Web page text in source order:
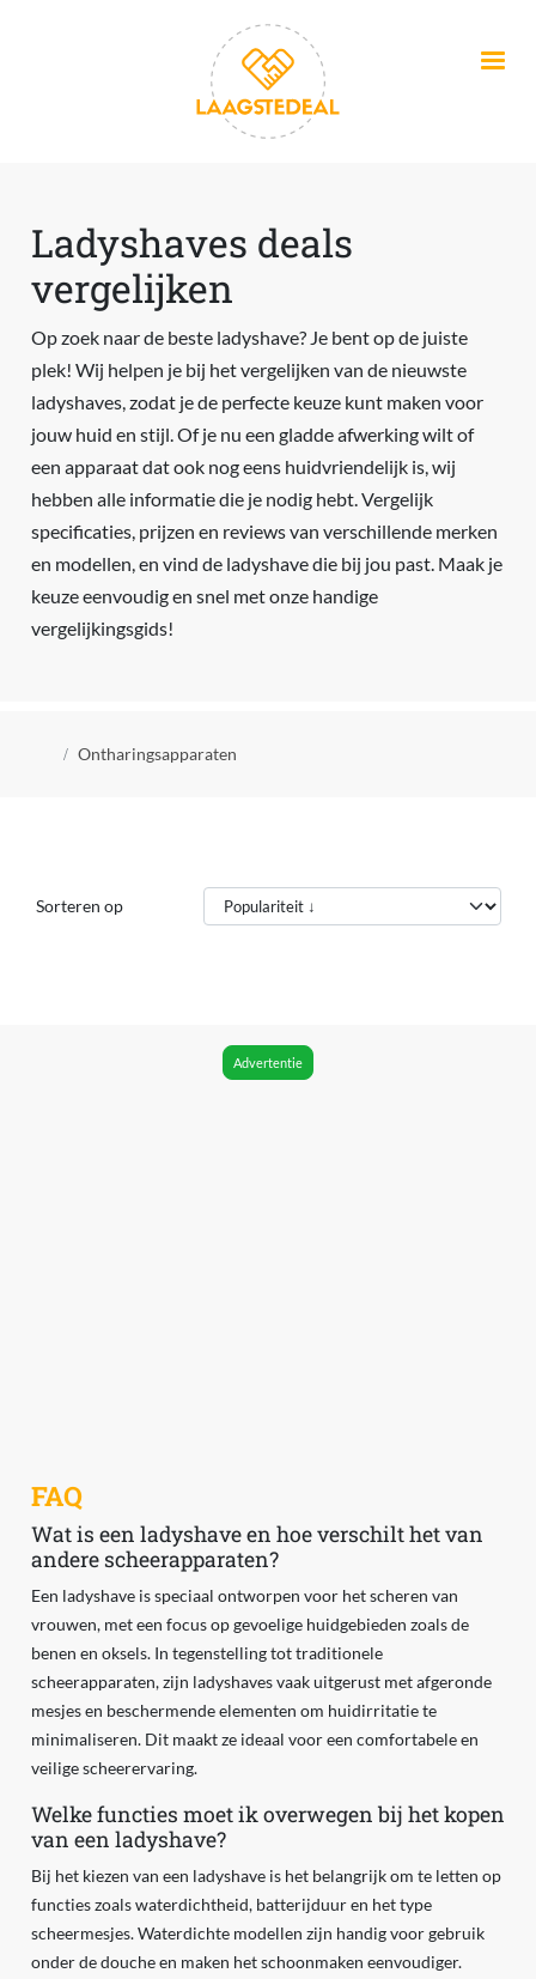
Ladyshaves deals
vergelijken
Op zoek naar de beste ladyshave? Je bent op de juiste
plek! Wij helpen je bij het vergelijken van de nieuwste
ladyshaves, zodat je de perfecte keuze kunt maken voor
jouw huid en stijl. Of je nu een gladde afwerking wilt of
een apparaat dat ook nog eens huidvriendelijk is, wij
hebben alle informatie die je nodig hebt. Vergelijk
specificaties, prijzen en reviews van verschillende merken
en modellen, en vind de ladyshave die bij jou past. Maak je
keuze eenvoudig en snel met onze handige
vergelijkingsgids!
Kruimelpad
Ontharingsapparaten
Sorteren op
Advertentie
FAQ
Wat is een ladyshave en hoe verschilt het van
andere scheerapparaten?
Een ladyshave is speciaal ontworpen voor het scheren van
vrouwen, met een focus op gevoelige huidgebieden zoals de
benen en oksels. In tegenstelling tot traditionele
scheerapparaten, zijn ladyshaves vaak uitgerust met afgeronde
mesjes en beschermende elementen om huidirritatie te
minimaliseren. Dit maakt ze ideaal voor een comfortabele en
veilige scheerervaring.
Welke functies moet ik overwegen bij het kopen
van een ladyshave?
Bij het kiezen van een ladyshave is het belangrijk om te letten op
functies zoals waterdichtheid, batterijduur en het type
scheermesjes. Waterdichte modellen zijn handig voor gebruik
onder de douche en maken het schoonmaken eenvoudiger.